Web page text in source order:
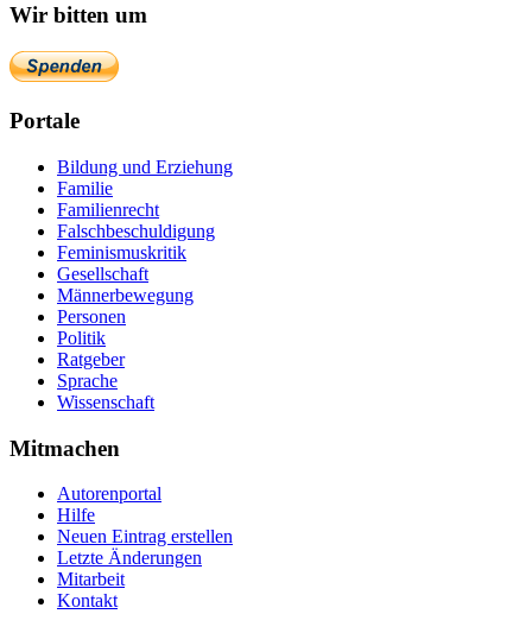
Wir bitten um
Portale
Bildung und Erziehung
Familie
Familienrecht
Falschbeschuldigung
Feminismuskritik
Gesellschaft
Männerbewegung
Personen
Politik
Ratgeber
Sprache
Wissenschaft
Mitmachen
Autorenportal
Hilfe
Neuen Eintrag erstellen
Letzte Änderungen
Mitarbeit
Kontakt